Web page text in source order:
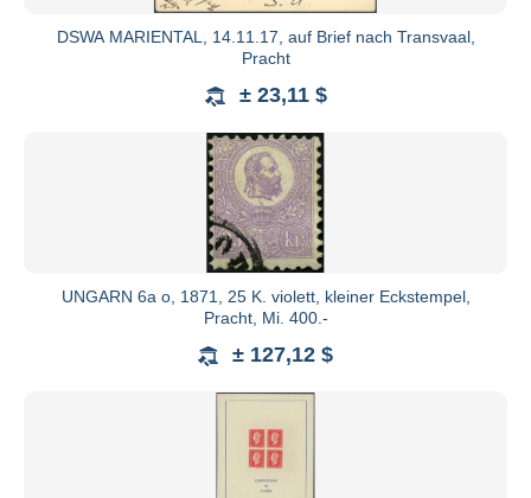
EURO 200,-; ab EURO 10.000,- EURO 500,-; ab
Gebote wie "bestens", "auf jeden Fall" oder
pauschalen Gebühren sowie die gesetzliche
Sie wird bei der Rechnungstellung nicht
Selbstkosten berechnet.
Der Zuschlag verpflichtet zur Abnahme.
fällig, falls nicht vor der Auktion andere
Vertreterstellung vor Beginn der Versteigerung offen
zustande. Bis zur vollständigen Zahlung (die
Lose Eigentum des Versteigerers. Ein Anspruch
Ist der Käufer mit seiner Zahlung im Verzug,
berechnet. Alle Beträge, welche 10 Tage ab
Verzugszuschlag von 2%. Kommt der Käufer
DSWA MARIENTAL, 14.11.17, auf Brief nach Transvaal,
Pracht
± 23,11 $
UNGARN 6a o, 1871, 25 K. violett, kleiner Eckstempel,
Pracht, Mi. 400.-
± 127,12 $